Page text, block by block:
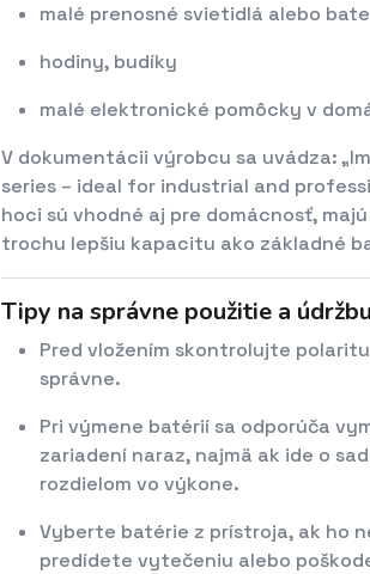
malé prenosné svietidlá alebo
hodiny, budíky
malé elektronické pomôcky v
V dokumentácii výrobcu sa uvádza:
series – ideal for industrial and
hoci sú vhodné aj pre domácnosť,
trochu lepšiu kapacitu ako základné
Tipy na správne použitie a údržbu
Pred vložením skontrolujte
správne.
Pri výmene batérií sa odporúča
zariadení naraz, najmä ak ide o
rozdielom vo výkone.
Vyberte batérie z prístroja, ak ho
predídete vytečeniu alebo